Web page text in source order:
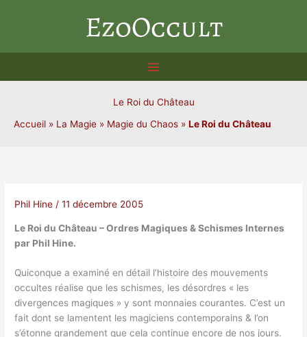
EzoOccult
Le Roi du Château
Accueil » La Magie » Magie du Chaos » Le Roi du Château
Phil Hine /11 décembre 2005
Le Roi du Château – Ordres Magiques & Schismes Internes
par Phil Hine.
Quiconque a examiné en détail l’histoire des mouvements
occultes réalise que les schismes, les désordres « les
divergences magiques » y sont monnaies courantes. C’est un
fait dont se lamentent les magiciens contemporains & l’on
s’étonne grandement que cela continue encore de nos jours.